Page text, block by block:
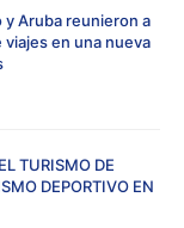
y Aruba reunieron a
en una nueva
TURISMO DE
DEPORTIVO EN